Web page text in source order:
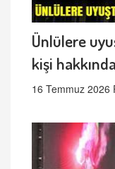
Ünlülere
kişi
16 Temmuz 2026